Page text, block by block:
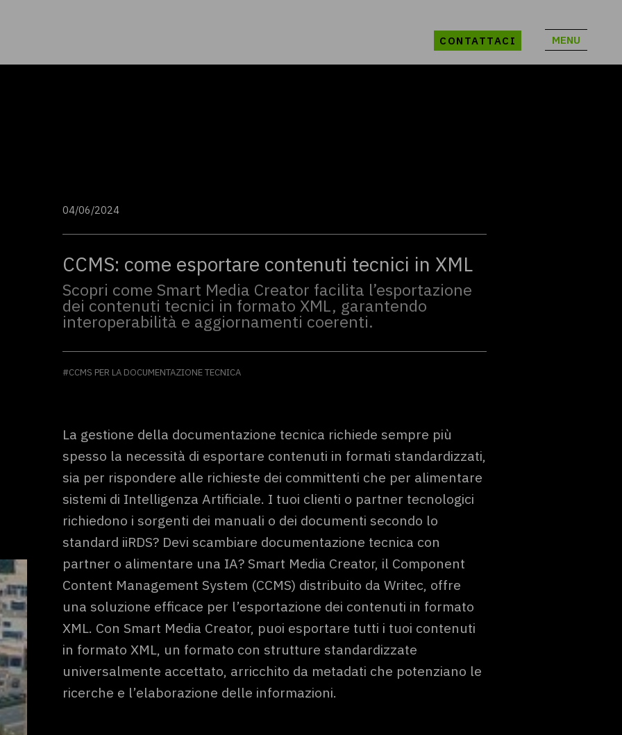
CONTATTACI MENU
04/06/2024
CCMS: come esportare contenuti tecnici in XML
Scopri come Smart Media Creator facilita l’esportazione
dei contenuti tecnici in formato XML, garantendo
interoperabilità e aggiornamenti coerenti.
#CCMS PER LA DOCUMENTAZIONE TECNICA
La gestione della documentazione tecnica richiede sempre più
spesso la necessità di esportare contenuti in formati standardizzati,
sia per rispondere alle richieste dei committenti che per alimentare
sistemi di Intelligenza Artificiale. I tuoi clienti o partner tecnologici
richiedono i sorgenti dei manuali o dei documenti secondo lo
standard iiRDS? Devi scambiare documentazione tecnica con
partner o alimentare una IA? Smart Media Creator, il Component
Content Management System (CCMS) distribuito da Writec, offre
una soluzione efficace per l’esportazione dei contenuti in formato
XML. Con Smart Media Creator, puoi esportare tutti i tuoi contenuti
in formato XML, un formato con strutture standardizzate
universalmente accettato, arricchito da metadati che potenziano le
ricerche e l’elaborazione delle informazioni.